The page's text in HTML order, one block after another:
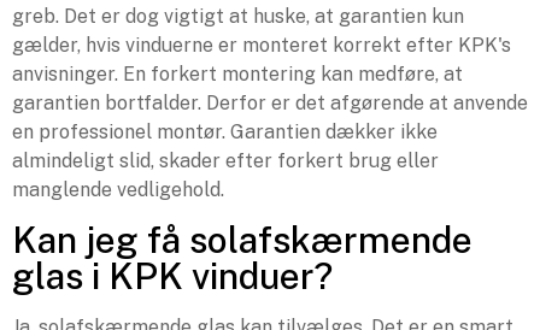
greb. Det er dog vigtigt at huske, at garantien kun
gælder, hvis vinduerne er monteret korrekt efter KPK's
anvisninger. En forkert montering kan medføre, at
garantien bortfalder. Derfor er det afgørende at anvende
en professionel montør. Garantien dækker ikke
almindeligt slid, skader efter forkert brug eller
manglende vedligehold.
Kan jeg få solafskærmende
glas i KPK vinduer?